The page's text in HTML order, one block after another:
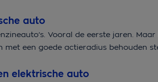
auto
Vooral de eerste jaren.
met een goede actieradius behouden
elektrische auto